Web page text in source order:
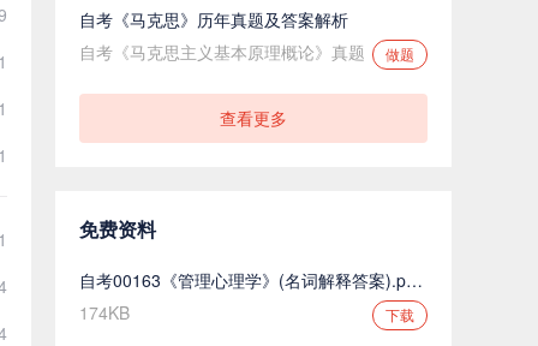
自考《马克思》历年真题及答案解析
自考《马克思主义基本原理概论》真题
做题
查看更多
免费资料
自考00163《管理心理学》(名词解释答案).pdf.pdf
174KB
下载